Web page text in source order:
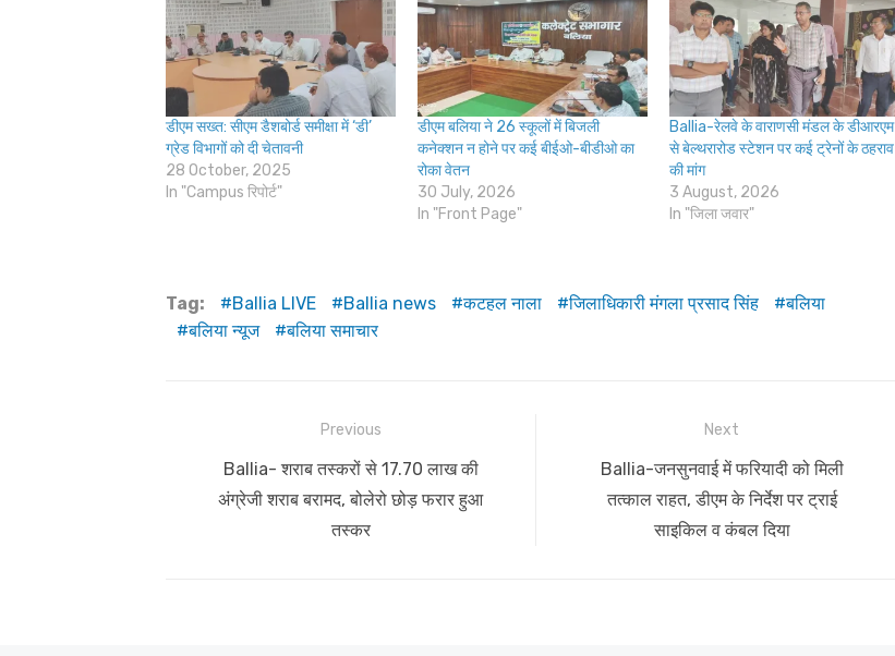
डीएम सख्त: सीएम डैशबोर्ड समीक्षा में ‘डी’
ग्रेड विभागों को दी चेतावनी
28 October, 2025
In "Campus रिपोर्ट"
डीएम बलिया ने 26 स्कूलों में बिजली
कनेक्शन न होने पर कई बीईओ-बीडीओ का
रोका वेतन
30 July, 2026
In "Front Page"
Ballia-रेलवे के वाराणसी मंडल के डीआरएम
से बेल्थरारोड स्टेशन पर कई ट्रेनों के ठहराव
की मांग
3 August, 2026
In "जिला जवार"
Tag: Ballia LIVE Ballia news कटहल नाला जिलाधिकारी मंगला प्रसाद सिंह
बलिया
बलिया न्यूज
बलिया समाचार
navigation
Previous
Previous
post:
Ballia- शराब तस्करों से 17.70 लाख की
अंग्रेजी शराब बरामद, बोलेरो छोड़ फरार हुआ
तस्कर
Next
Next
post:
Ballia-जनसुनवाई में फरियादी को मिली
तत्काल राहत, डीएम के निर्देश पर ट्राई
साइकिल व कंबल दिया